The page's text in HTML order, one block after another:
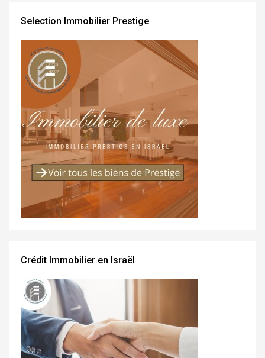
Selection Immobilier Prestige
Crédit Immobilier en Israël